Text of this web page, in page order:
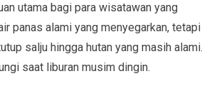
utama bagi para wisatawan yang
panas alami yang menyegarkan, tetapi
salju hingga hutan yang masih alami.
saat liburan musim dingin.